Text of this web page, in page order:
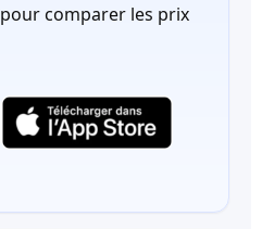
pour comparer les prix